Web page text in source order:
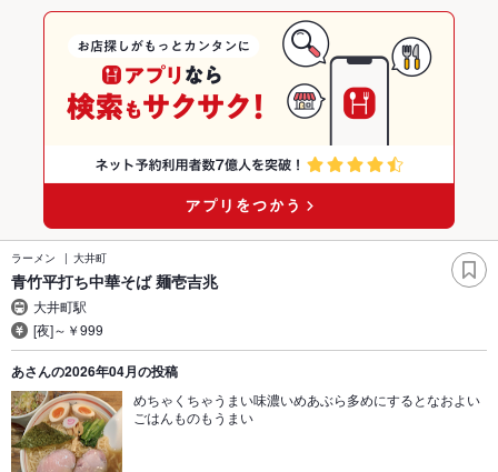
ラーメン 大井町
青竹平打ち中華そば 麺壱吉兆
大井町駅
[夜]～￥999
あさんの2026年04月の投稿
めちゃくちゃうまい味濃いめあぶら多めにするとなおよい
ごはんものもうまい